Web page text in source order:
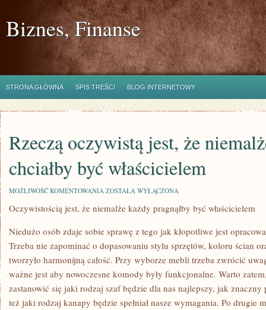
Biznes, Finanse
STRONA GŁÓWNA SPIS TREŚCI BLOG INTERNETOWY
Rzeczą oczywistą jest, że
chciałby być właścicielem
MOŻLIWOŚĆ KOMENTOWANIA RZECZĄ
JEST,
KAŻDY
CHCIAŁBY
BYĆ
WŁAŚCICIELEM
ZOSTAŁA WYŁĄCZONA
Oczywistością jest, że niemalże każdy pragnąłby być właścicielem
Niedużo osób zdaje sobie sprawę z tego jak kłopotliwe jest
Trzeba nie zapominać o dopasowaniu stylu sprzętów, koloru ścian
tworzyło harmonijną całość. Przy wyborze mebli trzeba zwrócić
ważne jest aby nowoczesne komody były funkcjonalne. Warto
zastanowić się jaki rodzaj szaf będzie dla nas najlepszy, jak
też jaki rodzaj kanapy będzie spełniał nasze wymagania. Po drugie